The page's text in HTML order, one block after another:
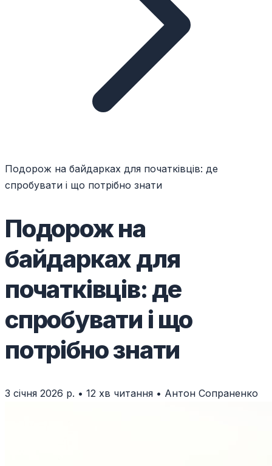
Подорож на байдарках для початківців: де
спробувати і що потрібно знати
Подорож на
байдарках для
початківців: де
спробувати і що
потрібно знати
3 січня 2026 р. • 12 хв читання • Антон Сопраненко